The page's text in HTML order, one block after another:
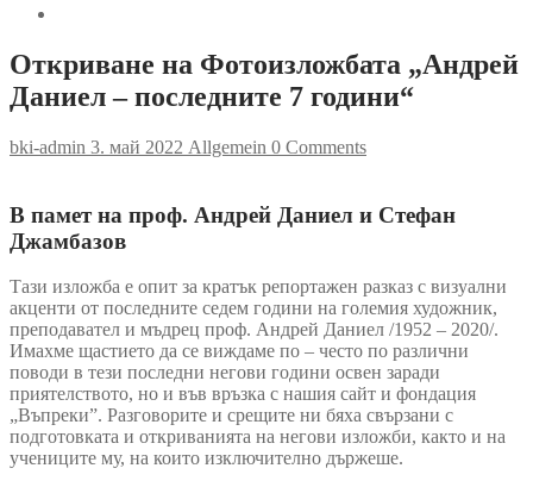
Откриване на Фотоизложбата „Андрей
Даниел – последните 7 години“
bki-admin 3. май 2022 Allgemein 0 Comments
В памет на проф. Андрей Даниел и Стефан
Джамбазов
Тази изложба е опит за кратък репортажен разказ с визуални
акценти от последните седем години на големия художник,
преподавател и мъдрец проф. Андрей Даниел /1952 – 2020/.
Имахме щастието да се виждаме по – често по различни
поводи в тези последни негови години освен заради
приятелството, но и във връзка с нашия сайт и фондация
„Въпреки”. Разговорите и срещите ни бяха свързани с
подготовката и откриванията на негови изложби, както и на
учениците му, на които изключително държеше.